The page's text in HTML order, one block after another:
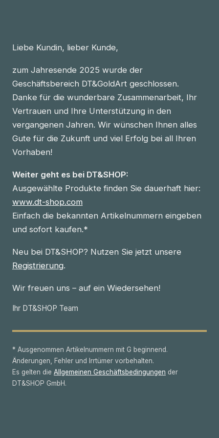
Liebe Kundin, lieber Kunde,
zum Jahresende 2025 wurde der
Geschäftsbereich DT&GoldArt geschlossen.
Danke für die wunderbare Zusammenarbeit, Ihr
Vertrauen und Ihre Unterstützung in den
vergangenen Jahren. Wir wünschen Ihnen alles
Gute für die Zukunft und viel Erfolg bei all Ihren
Vorhaben!
Weiter geht es bei DT&SHOP:
Ausgewählte Produkte finden Sie dauerhaft hier:
www.dt-shop.com
Einfach die bekannten Artikelnummern eingeben
und sofort kaufen.*
Neu bei DT&SHOP? Nutzen Sie jetzt unsere
Registrierung.
Wir freuen uns – auf ein Wiedersehen!
Ihr DT&SHOP Team
* Ausgenommen Artikelnummern mit G beginnend.
Änderungen, Fehler und Irrtümer vorbehalten.
Es gelten die Allgemeinen Geschäftsbedingungen der
DT&SHOP GmbH.